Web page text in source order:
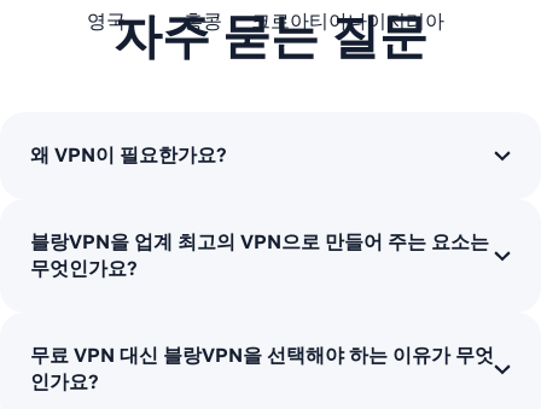
영국 홍콩 크로아티아나이지리아
자주 묻는 질문
왜 VPN이 필요한가요?
블랑VPN을 업계 최고의 VPN으로 만들어 주는 요소는
무엇인가요?
무료 VPN 대신 블랑VPN을 선택해야 하는 이유가 무엇
인가요?